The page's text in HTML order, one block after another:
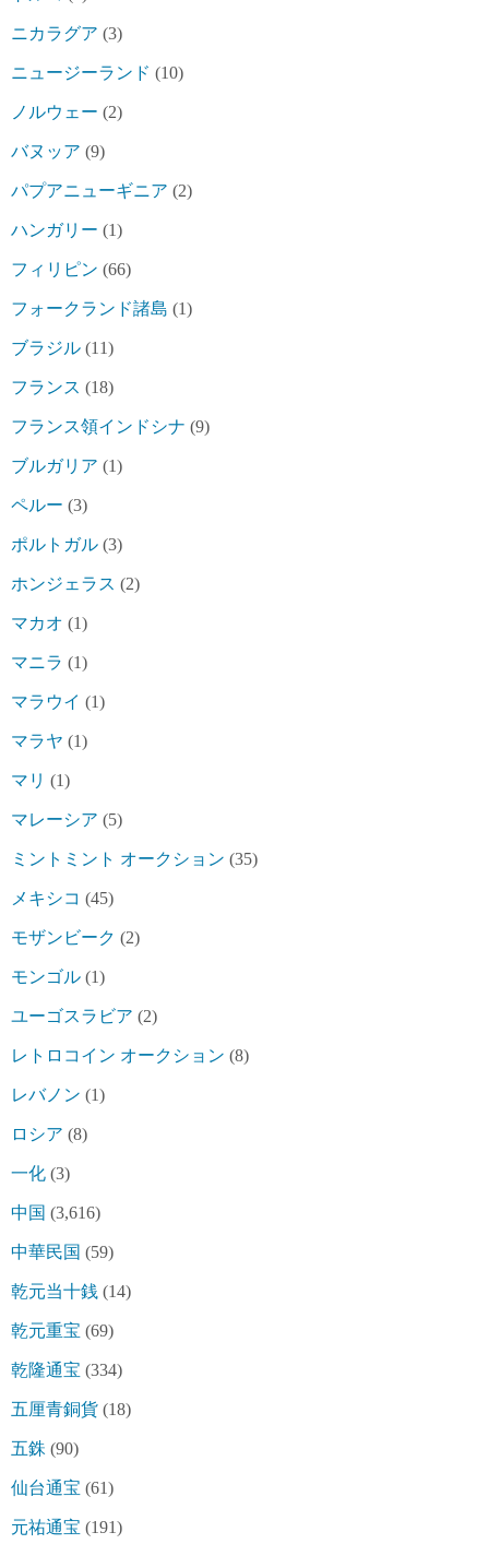
ニカラグア (3)
ニュージーランド (10)
ノルウェー (2)
バヌッア (9)
パプアニューギニア (2)
ハンガリー (1)
フィリピン (66)
フォークランド諸島 (1)
ブラジル (11)
フランス (18)
フランス領インドシナ (9)
ブルガリア (1)
ペルー (3)
ポルトガル (3)
ホンジェラス (2)
マカオ (1)
マニラ (1)
マラウイ (1)
マラヤ (1)
マリ (1)
マレーシア (5)
ミントミント オークション (35)
メキシコ (45)
モザンビーク (2)
モンゴル (1)
ユーゴスラビア (2)
レトロコイン オークション (8)
レバノン (1)
ロシア (8)
一化 (3)
中国 (3,616)
中華民国 (59)
乾元当十銭 (14)
乾元重宝 (69)
乾隆通宝 (334)
五厘青銅貨 (18)
五銖 (90)
仙台通宝 (61)
元祐通宝 (191)